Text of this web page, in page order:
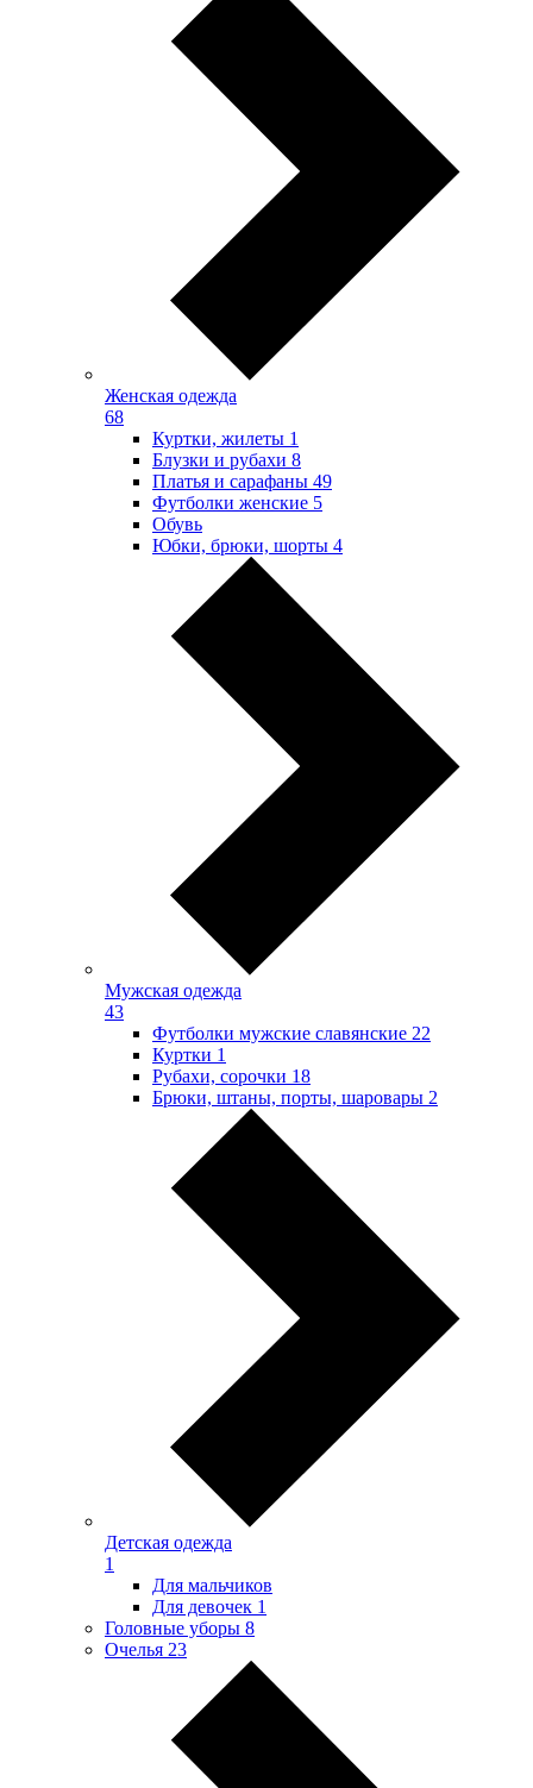
Женская одежда
68
Куртки, жилеты 1
Блузки и рубахи 8
Платья и сарафаны 49
Футболки женские 5
Обувь
Юбки, брюки, шорты 4
Мужская одежда
43
Футболки мужские славянские 22
Куртки 1
Рубахи, сорочки 18
Брюки, штаны, порты, шаровары 2
Детская одежда
1
Для мальчиков
Для девочек 1
Головные уборы 8
Очелья 23